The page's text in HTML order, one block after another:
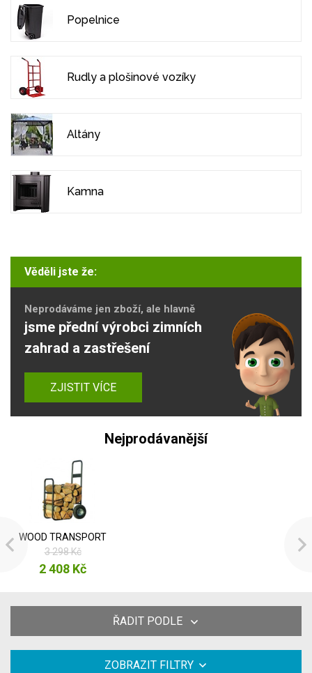
Popelnice
Rudly a plošinové vozíky
Altány
Kamna
Věděli jste že:
Neprodáváme jen zboží, ale hlavně
jsme přední výrobci zimních
zahrad a zastřešení
ZJISTIT VÍCE
Nejprodávanější
WOOD TRANSPORT
3 298 Kč
2 408 Kč
ŘADIT PODLE
ZOBRAZIT FILTRY